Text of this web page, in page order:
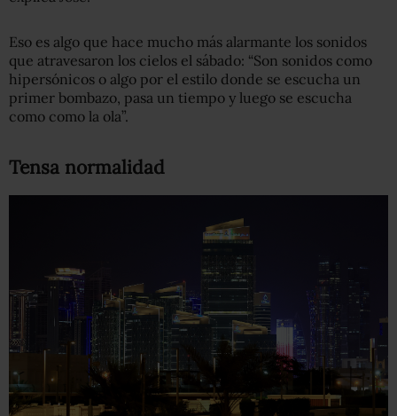
Eso es algo que hace mucho más alarmante los sonidos
que atravesaron los cielos el sábado: “Son sonidos como
hipersónicos o algo por el estilo donde se escucha un
primer bombazo, pasa un tiempo y luego se escucha
como como la ola”.
Tensa normalidad